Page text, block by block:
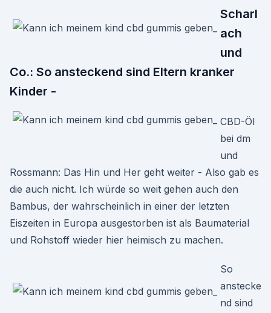
Scharl
ach
und
Co.: So ansteckend sind Eltern kranker
Kinder -
CBD-Öl
bei dm
und
Rossmann: Das Hin und Her geht weiter - Also gab es
die auch nicht. Ich würde so weit gehen auch den
Bambus, der wahrscheinlich in einer der letzten
Eiszeiten in Europa ausgestorben ist als Baumaterial
und Rohstoff wieder hier heimisch zu machen.
So
anstecke
nd sind